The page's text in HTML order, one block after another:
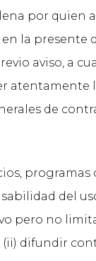
por quien
la presente
aviso, a
atentamente
de
programas
del
pero no
(ii) difundir